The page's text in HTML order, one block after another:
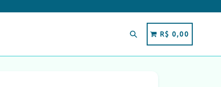
PesquisarCARRINHO
CARRINHO
R$ 0,00